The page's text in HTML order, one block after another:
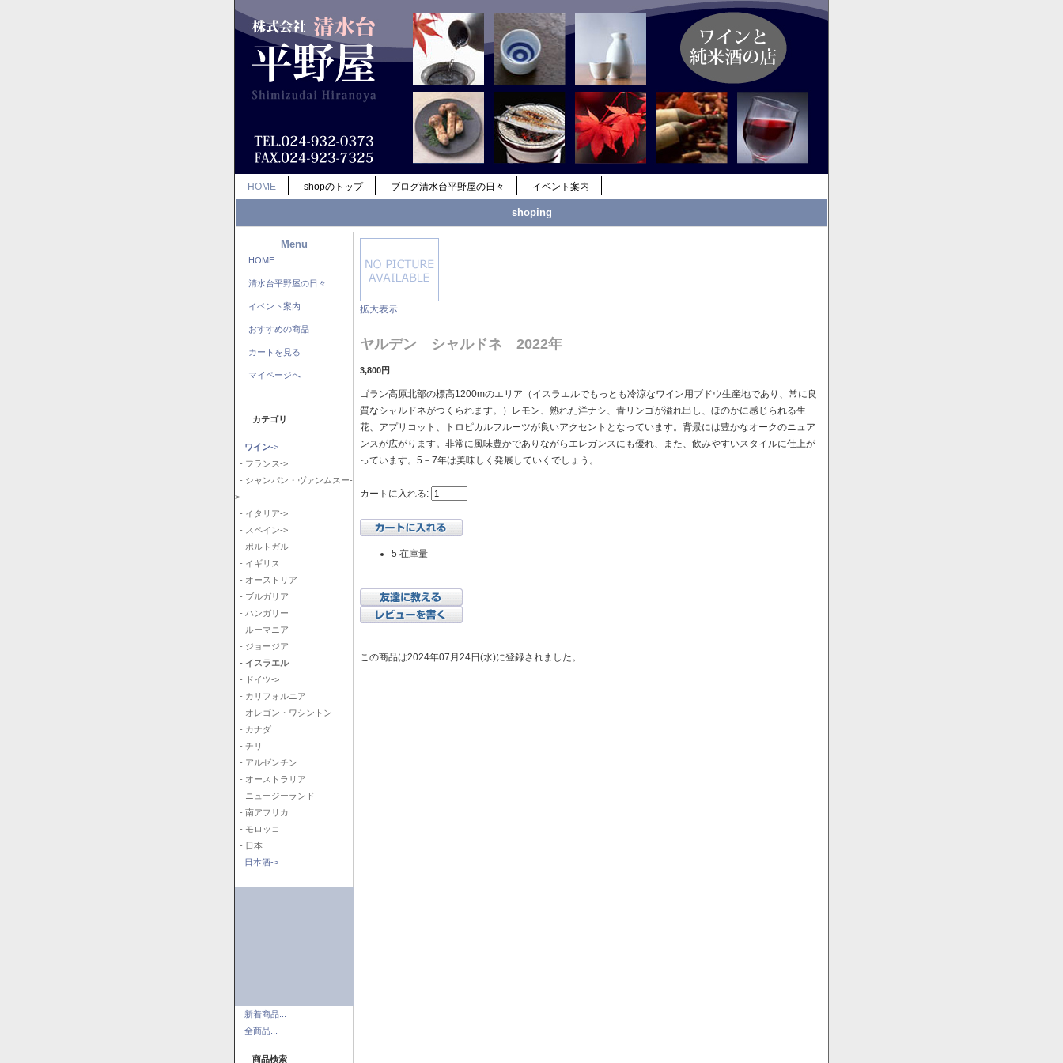
HOME shopのトップ ブログ清水台平野屋の日々 イベント案内
shoping
Menu
HOME
清水台平野屋の日々
イベント案内
おすすめの商品
カートを見る
マイページへ
カテゴリ
ワイン->
- フランス->
- シャンパン・ヴァンムスー-
>
- イタリア->
- スペイン->
- ポルトガル
- イギリス
- オーストリア
- ブルガリア
- ハンガリー
- ルーマニア
- ジョージア
- イスラエル
- ドイツ->
- カリフォルニア
- オレゴン・ワシントン
- カナダ
- チリ
- アルゼンチン
- オーストラリア
- ニュージーランド
- 南アフリカ
- モロッコ
- 日本
日本酒->
新着商品...
全商品...
商品検索
拡大表示
ヤルデン シャルドネ 2022年
3,800円
ゴラン高原北部の標高1200mのエリア（イスラエルでもっとも冷涼なワイン用ブドウ生産地であり、常に良
質なシャルドネがつくられます。）レモン、熟れた洋ナシ、青リンゴが溢れ出し、ほのかに感じられる生
花、アプリコット、トロピカルフルーツが良いアクセントとなっています。背景には豊かなオークのニュア
ンスが広がります。非常に風味豊かでありながらエレガンスにも優れ、また、飲みやすいスタイルに仕上が
っています。5－7年は美味しく発展していくでしょう。
カートに入れる:
5 在庫量
この商品は2024年07月24日(水)に登録されました。